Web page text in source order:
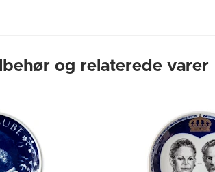
og relaterede varer